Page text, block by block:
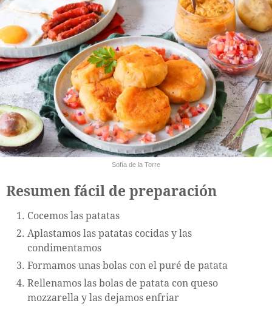
Sofía de la Torre
Resumen fácil de preparación
Cocemos las patatas
Aplastamos las patatas cocidas y las
condimentamos
Formamos unas bolas con el puré de patata
Rellenamos las bolas de patata con queso
mozzarella y las dejamos enfriar